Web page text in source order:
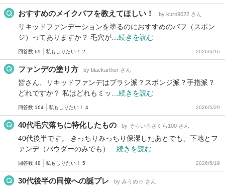
おすすめのメイクパフを教えてほしい！ by kuro9622 さん
リキッドファンデーションを塗るのにおすすめのパフ（スポン
ジ）ってありますか？ 毛穴が… 続きを読む
回答数 69 私もしりたい！ 2 2026/6/16
ファンデの塗り方 by blackarther さん
皆さん、リキッドファンデはブラシ派？スポンジ派？手指派？
どれですか？ 私はどれもミッ… 続きを読む
回答数 164 私もしりたい！ 4 2026/5/29
40代毛穴落ちに特化したもの by そらいろさくら100 さん
40代後半です。 きっちりみっちり保湿したあとでも、下地とフ
ァンデ（パウダーのみでも）… 続きを読む
回答数 48 私もしりたい！ 5 2026/5/19
30代後半の同僚への誕プレ by みうめ☆ さん